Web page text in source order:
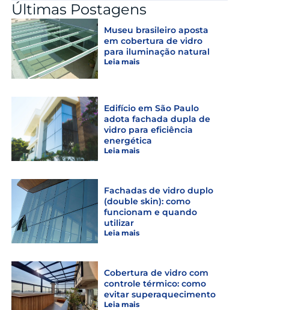
Últimas Postagens
Museu brasileiro aposta
em cobertura de vidro
para iluminação natural
Leia mais
Edifício em São Paulo
adota fachada dupla de
vidro para eficiência
energética
Leia mais
Fachadas de vidro duplo
(double skin): como
funcionam e quando
utilizar
Leia mais
Cobertura de vidro com
controle térmico: como
evitar superaquecimento
Leia mais